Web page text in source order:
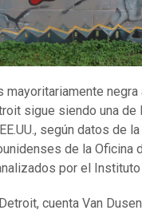
mayoritariamente negra
sigue siendo una de
según datos de
de la Oficina
por el
cuenta Van